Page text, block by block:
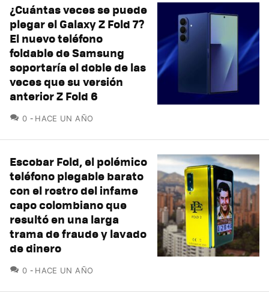
¿Cuántas veces se puede
plegar el Galaxy Z Fold 7?
El nuevo teléfono
foldable de Samsung
soportaría el doble de las
veces que su versión
anterior Z Fold 6
0 COMENTARIOS
HACE UN AÑO
Escobar Fold, el polémico
teléfono plegable barato
con el rostro del infame
capo colombiano que
resultó en una larga
trama de fraude y lavado
de dinero
0 COMENTARIOS
HACE UN AÑO